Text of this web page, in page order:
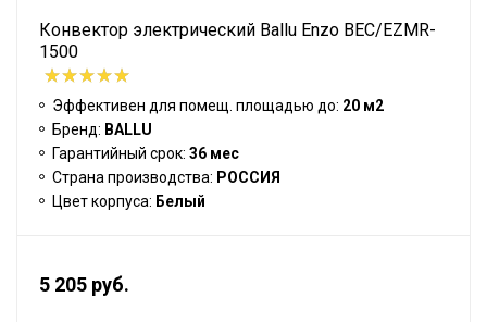
Конвектор электрический Ballu Enzo BEC/EZMR-
1500
Эффективен для помещ. площадью до: 20 м2
Бренд: BALLU
Гарантийный срок: 36 мес
Страна производства: РОССИЯ
Цвет корпуса: Белый
5 205 руб.